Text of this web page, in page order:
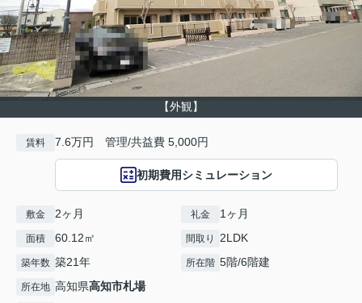
【外観】
賃料 7.6万円 管理/共益費 5,000円
初期費用シミュレーション
敷金 2ヶ月 礼金 1ヶ月
面積 60.12㎡ 間取り 2LDK
築年数 築21年 所在階 5階/6階建
所在地 高知県高知市札場